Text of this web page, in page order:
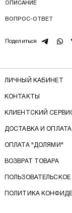
ОПИСАНИЕ
ВОПРОС-ОТВЕТ
Поделиться telegram
ЛИЧНЫЙ КАБИНЕТ
КОНТАКТЫ
КЛИЕНТСКИЙ
ДОСТАВКА И ОПЛАТА
ОПЛАТА "ДОЛЯМИ"
ВОЗВРАТ ТОВАРА
ПОЛИТИКА